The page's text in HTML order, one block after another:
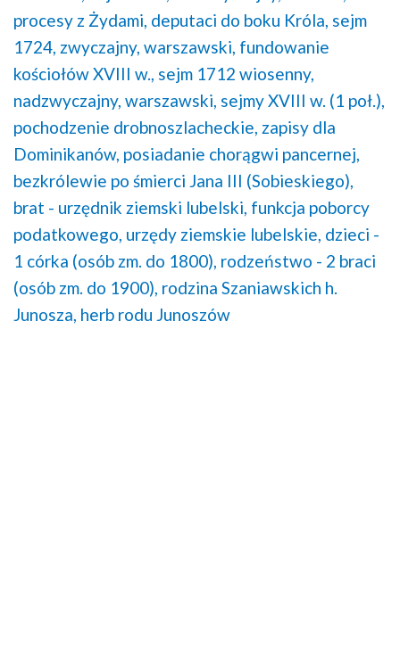
procesy z Żydami, deputaci do boku Króla, sejm
1724, zwyczajny, warszawski, fundowanie
kościołów XVIII w., sejm 1712 wiosenny,
nadzwyczajny, warszawski, sejmy XVIII w. (1 poł.),
pochodzenie drobnoszlacheckie, zapisy dla
Dominikanów, posiadanie chorągwi pancernej,
bezkrólewie po śmierci Jana III (Sobieskiego),
brat - urzędnik ziemski lubelski, funkcja poborcy
podatkowego, urzędy ziemskie lubelskie, dzieci -
1 córka (osób zm. do 1800), rodzeństwo - 2 braci
(osób zm. do 1900), rodzina Szaniawskich h.
Junosza, herb rodu Junoszów